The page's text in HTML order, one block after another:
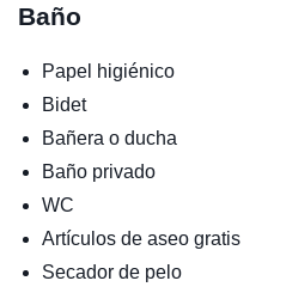
Baño
Papel higiénico
Bidet
Bañera o ducha
Baño privado
WC
Artículos de aseo gratis
Secador de pelo